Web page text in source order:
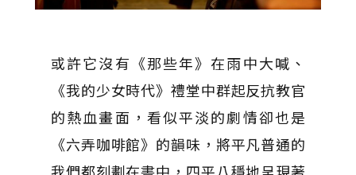
或許它沒有《那些年》在雨中大喊、
《我的少女時代》禮堂中群起反抗教官
的熱血畫面，看似平淡的劇情卻也是
《六弄咖啡館》的韻味，將平凡普通的